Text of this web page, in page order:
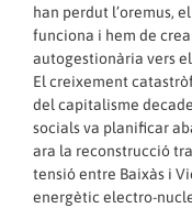
han perdut l’oremus,
funciona i hem de
autogestionària vers
El creixement
del capitalisme
socials va planificar
ara la reconstrucció
tensió entre Baixàs i
energètic electro-